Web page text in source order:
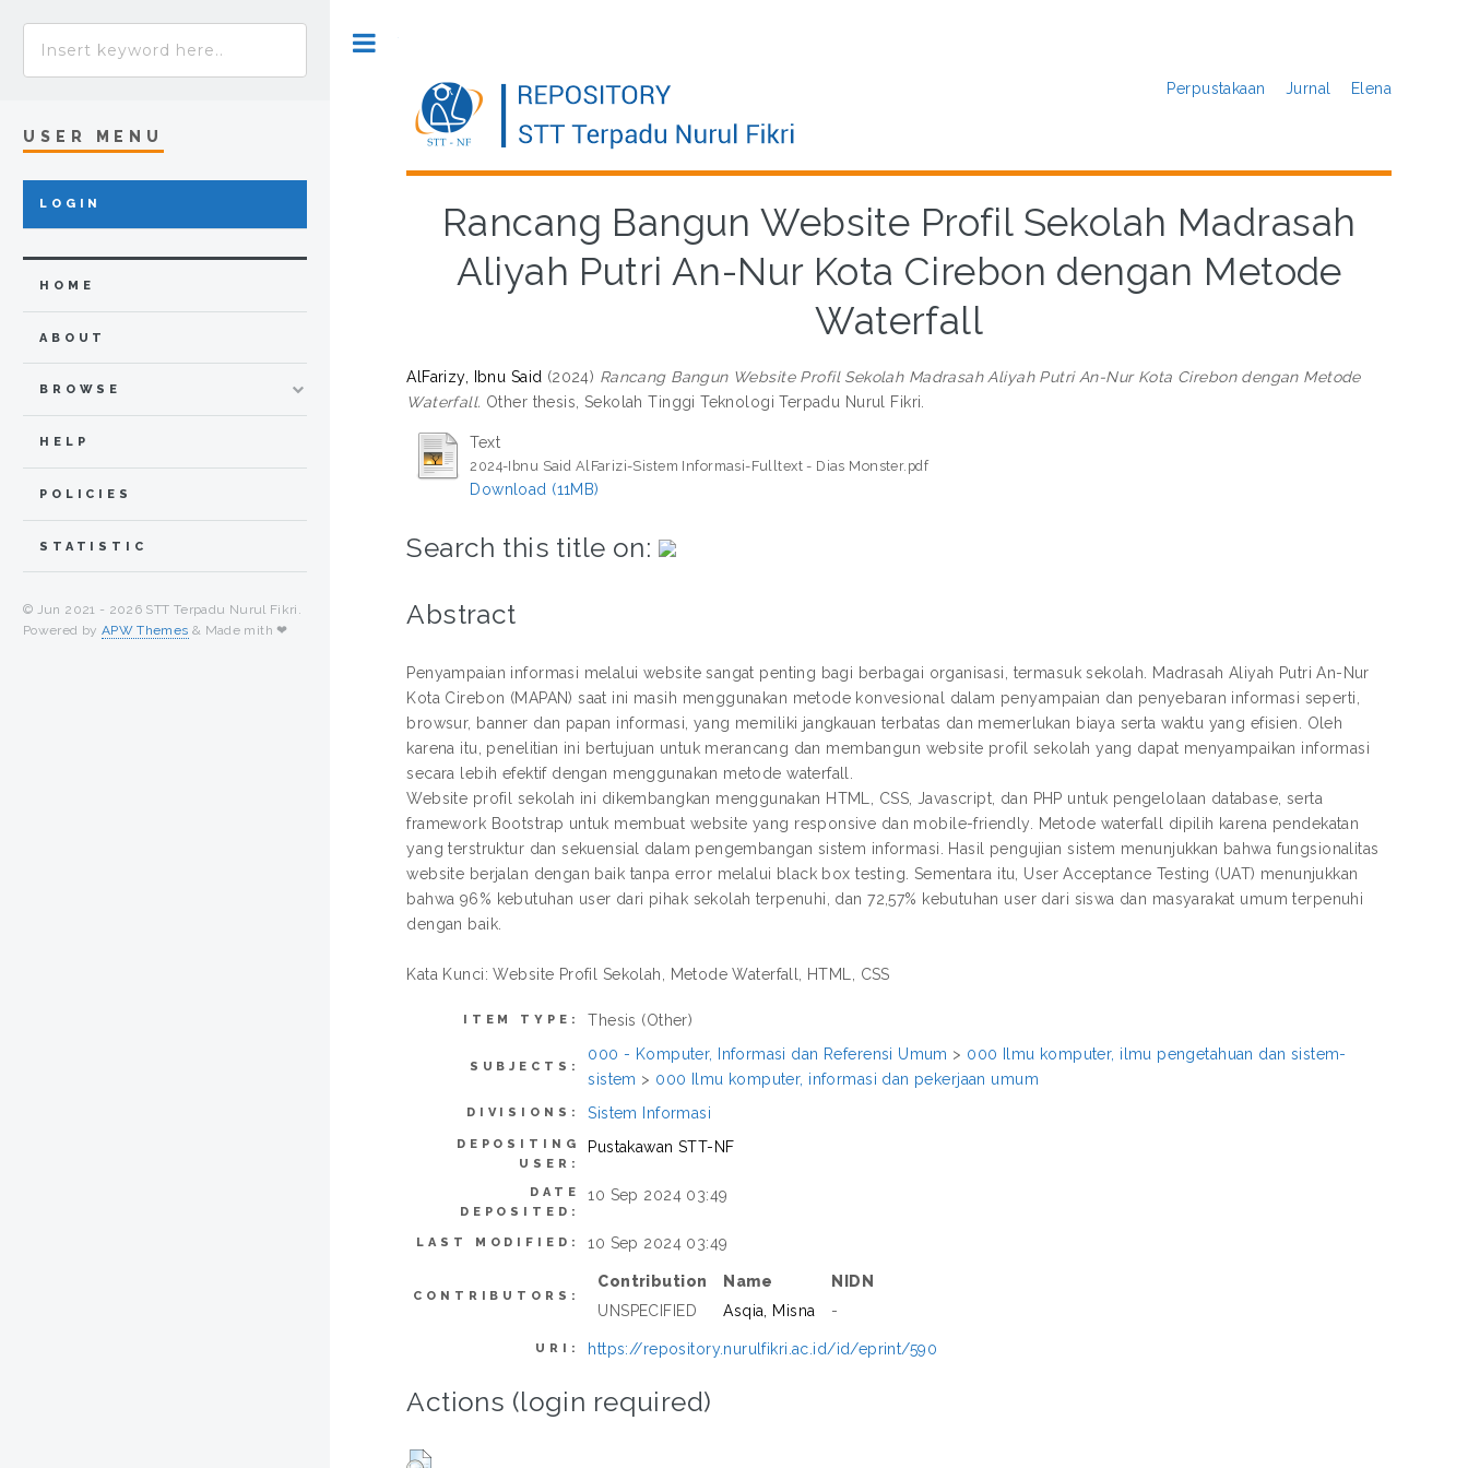
Perpustakaan Jurnal Elena
Rancang Bangun Website Profil Sekolah Madrasah
Aliyah Putri An-Nur Kota Cirebon dengan Metode
Waterfall
AlFarizy, Ibnu Said (2024) Rancang Bangun Website Profil Sekolah Madrasah Aliyah Putri An-Nur Kota Cirebon dengan Metode
Waterfall. Other thesis, Sekolah Tinggi Teknologi Terpadu Nurul Fikri.
Text
2024-Ibnu Said AlFarizi-Sistem Informasi-Fulltext - Dias Monster.pdf
Download (11MB)
Search this title on:
Abstract
Penyampaian informasi melalui website sangat penting bagi berbagai organisasi, termasuk sekolah. Madrasah Aliyah Putri An-Nur
Kota Cirebon (MAPAN) saat ini masih menggunakan metode konvesional dalam penyampaian dan penyebaran informasi seperti,
browsur, banner dan papan informasi, yang memiliki jangkauan terbatas dan memerlukan biaya serta waktu yang efisien. Oleh
karena itu, penelitian ini bertujuan untuk merancang dan membangun website profil sekolah yang dapat menyampaikan informasi
secara lebih efektif dengan menggunakan metode waterfall.
Website profil sekolah ini dikembangkan menggunakan HTML, CSS, Javascript, dan PHP untuk pengelolaan database, serta
framework Bootstrap untuk membuat website yang responsive dan mobile-friendly. Metode waterfall dipilih karena pendekatan
yang terstruktur dan sekuensial dalam pengembangan sistem informasi. Hasil pengujian sistem menunjukkan bahwa fungsionalitas
website berjalan dengan baik tanpa error melalui black box testing. Sementara itu, User Acceptance Testing (UAT) menunjukkan
bahwa 96% kebutuhan user dari pihak sekolah terpenuhi, dan 72,57% kebutuhan user dari siswa dan masyarakat umum terpenuhi
dengan baik.
Kata Kunci: Website Profil Sekolah, Metode Waterfall, HTML, CSS
ITEM TYPE: Thesis (Other)
SUBJECTS:
000 - Komputer, Informasi dan Referensi Umum > 000 Ilmu komputer, ilmu pengetahuan dan sistem-
sistem > 000 Ilmu komputer, informasi dan pekerjaan umum
DIVISIONS: Sistem Informasi
DEPOSITING
USER:
Pustakawan STT-NF
DATE
DEPOSITED:
10 Sep 2024 03:49
LAST MODIFIED: 10 Sep 2024 03:49
CONTRIBUTORS:
Contribution Name
NIDN
UNSPECIFIED
Asqia, Misna -
URI: https://repository.nurulfikri.ac.id/id/eprint/590
Actions (login required)
USER MENU
LOGIN
HOME
ABOUT
BROWSE
HELP
POLICIES
STATISTIC
© Jun 2021 - 2026 STT Terpadu Nurul Fikri.
Powered by APW Themes & Made mith ❤